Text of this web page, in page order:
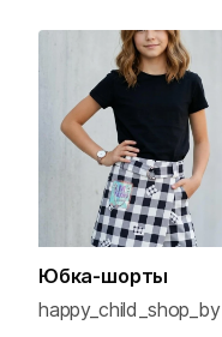
Юбка-шорты
happy_child_shop_by